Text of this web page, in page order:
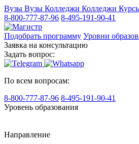
Вузы Вузы Колледжи Колледжи
8-800-777-87-96 8-495-191-90-41
Подобрать программу Уровни
Заявка на консультацию
Задать вопрос:
По всем вопросам:
8-800-777-87-96 8-495-191-90-41
Уровень образования
Направление